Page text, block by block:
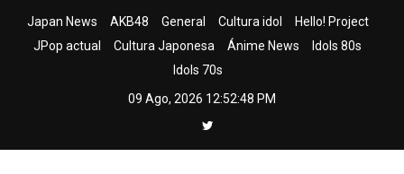
Japan News AKB48 General Cultura idol
Hello! Project
JPop actual
Cultura Japonesa Ánime News
Idols 80s
Idols 70s
09 Ago, 2026 12:52:49 PM